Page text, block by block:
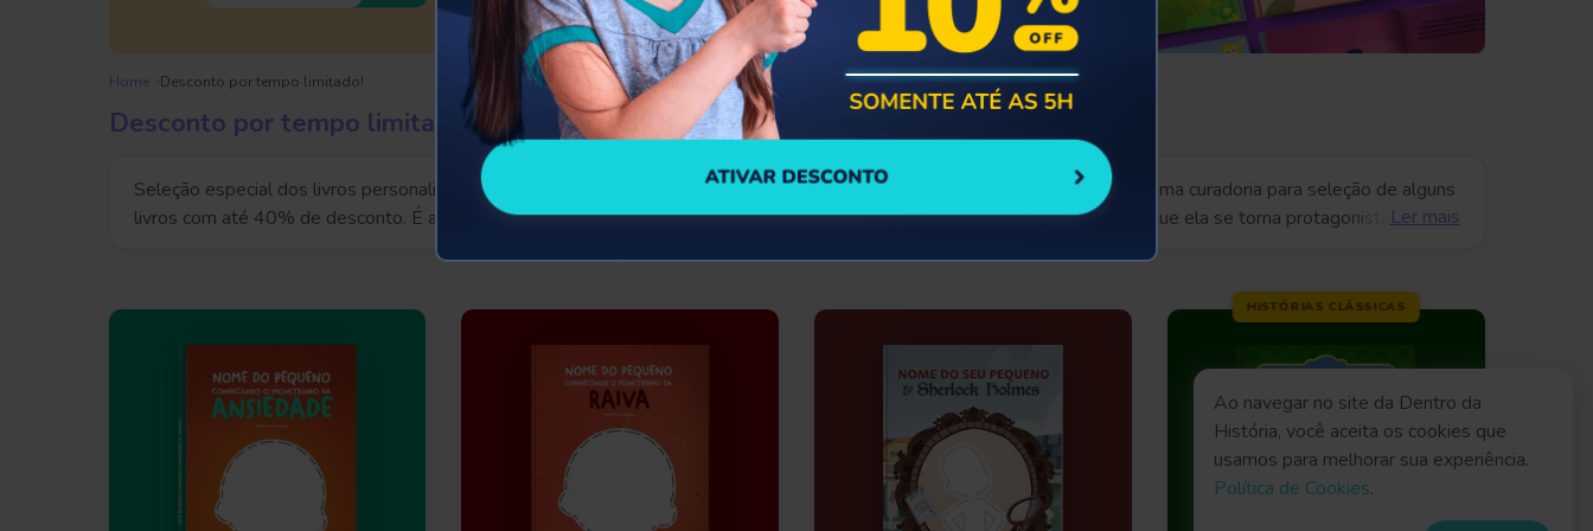
Home Desconto por tempo limitado!
Desconto por tempo limitado!
Seleção especial dos livros personalizados da Dentro da História com desconto por tempo limitado. Mensalmente fazemos uma curadoria para seleção de alguns
livros com até 40% de desconto. É a oportunidade ideal para transformar a infância da criança com livros personalizados em que ela se torna protagonista de suas
próprias aventuras. Desta vez, a Dentro da História apresenta os melhores descontos do mês! Encontre livros com até 40% OFF, como "
Ler mais
HISTÓRIAS CLÁSSICAS
Ao navegar no site da Dentro da
História, você aceita os cookies que
usamos para melhorar sua experiência.
Política de Cookies.